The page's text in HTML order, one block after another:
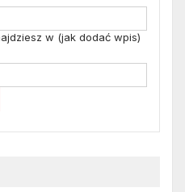
w (jak dodać wpis)